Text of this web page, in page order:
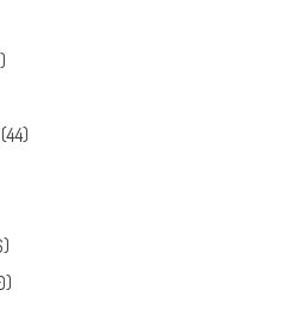
(44)